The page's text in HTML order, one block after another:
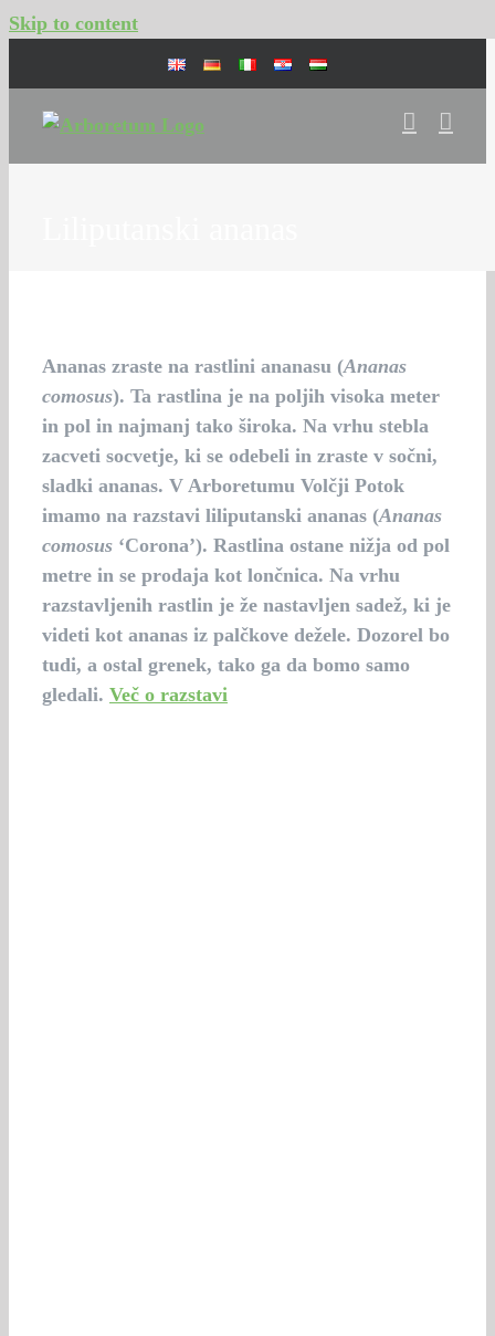
Skip to content
Ananas zraste na rastlini ananasu (Ananas
comosus). Ta rastlina je na poljih visoka meter
in pol in najmanj tako široka. Na vrhu stebla
zacveti socvetje, ki se odebeli in zraste v sočni,
sladki ananas. V Arboretumu Volčji Potok
imamo na razstavi liliputanski ananas (Ananas
comosus ‘Corona’). Rastlina ostane nižja od pol
metre in se prodaja kot lončnica. Na vrhu
razstavljenih rastlin je že nastavljen sadež, ki je
videti kot ananas iz palčkove dežele. Dozorel bo
tudi, a ostal grenek, tako ga da bomo samo
gledali. Več o razstavi